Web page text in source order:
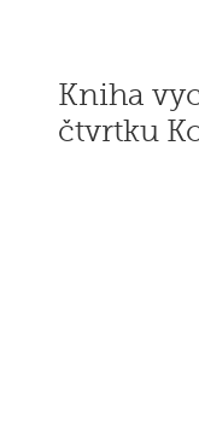
Kniha
čtvrtku